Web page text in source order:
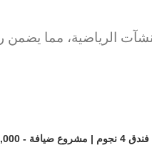
الرياضية، مما يضمن
- 10,000 متر مربع